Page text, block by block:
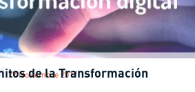
27 Noviembre 2017
de la Transformación